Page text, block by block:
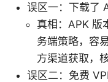
误区一：下载了
真相：APK 版
务端策略，容
方渠道获取，
误区二：免费